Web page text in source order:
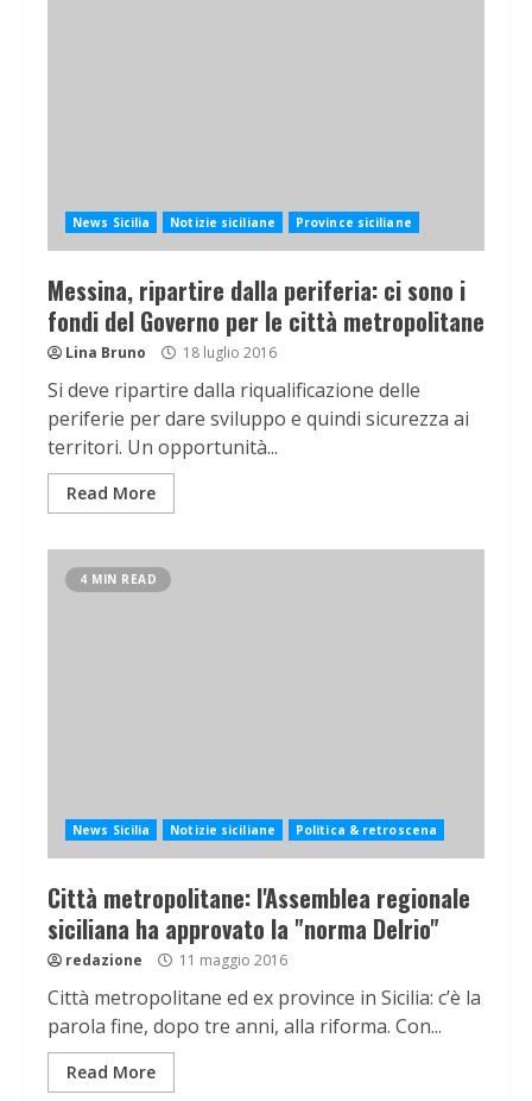
News Sicilia Notizie siciliane Province siciliane
Messina, ripartire dalla periferia: ci sono i
fondi del Governo per le città metropolitane
Lina Bruno 18 luglio 2016
Si deve ripartire dalla riqualificazione delle
periferie per dare sviluppo e quindi sicurezza ai
territori. Un opportunità...
Read More
4 MIN READ
News Sicilia Notizie siciliane Politica & retroscena
Città metropolitane: l'Assemblea regionale
siciliana ha approvato la "norma Delrio"
redazione 11 maggio 2016
Città metropolitane ed ex province in Sicilia: c’è la
parola fine, dopo tre anni, alla riforma. Con...
Read More